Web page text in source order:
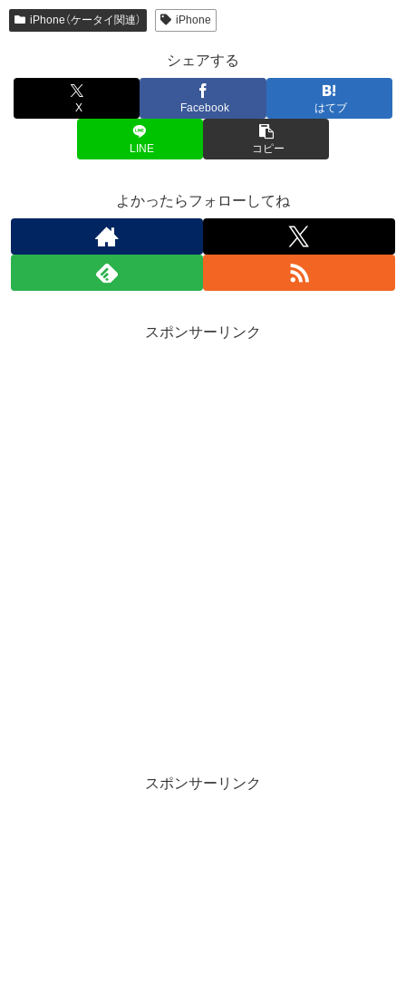
iPhone（ケータイ関連） iPhone
シェアする
X Facebook はてブ
LINE コピー
よかったらフォローしてね
スポンサーリンク
スポンサーリンク